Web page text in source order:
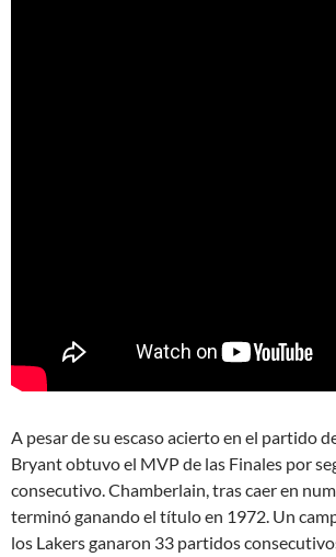
A pesar de su escaso acierto en el partido
Bryant obtuvo el MVP de las Finales por
consecutivo. Chamberlain, tras caer en
terminó ganando el título en 1972. Un
los Lakers ganaron 33 partidos